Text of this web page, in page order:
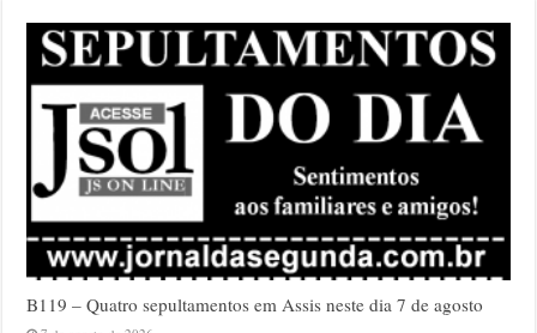
B119 – Quatro sepultamentos em Assis neste dia 7 de agosto